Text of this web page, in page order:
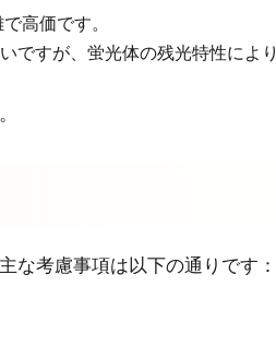
高価です。
ですが、蛍光体の残光特性によ
な考慮事項は以下の通りです：